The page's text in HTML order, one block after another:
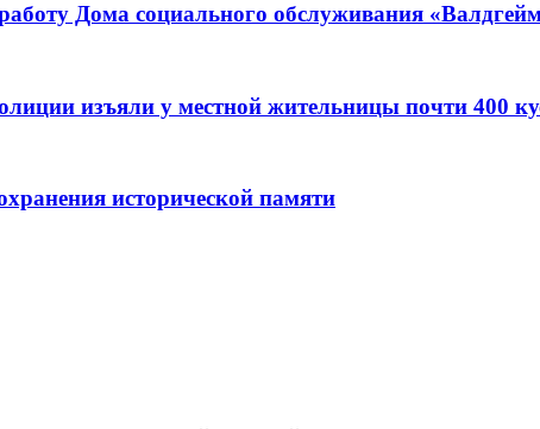
Дома социального обслуживания
изъяли у местной жительницы почти 400
исторической памяти